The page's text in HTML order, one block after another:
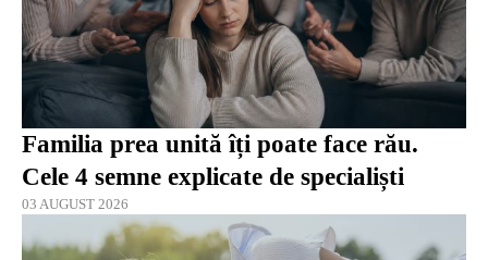
Familia prea unită îți poate face rău.
Cele 4 semne explicate de specialiști
03 AUGUST 2026